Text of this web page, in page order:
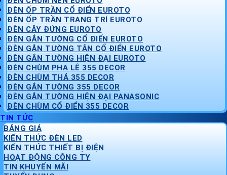
ĐÈN ỐP TRẦN CỔ ĐIỂN EUROTO
ĐÈN ỐP TRẦN TRANG TRÍ EUROTO
ĐÈN CÂY ĐỨNG EUROTO
ĐÈN GẮN TƯỜNG CỔ ĐIỂN EUROTO
ĐÈN GẮN TƯỜNG TÂN CỔ ĐIỂN EUROTO
ĐÈN GẮN TƯỜNG HIỆN ĐẠI EUROTO
ĐÈN CHÙM PHA LÊ 355 DECOR
ĐÈN CHÙM THẢ 355 DECOR
ĐÈN GẮN TƯỜNG 355 DECOR
ĐÈN GẮN TƯỜNG HIỆN ĐẠI PANASONIC
ĐÈN CHÙM CỔ ĐIỂN 355 DECOR
TIN TỨC
BẢNG GIÁ
KIẾN THỨC ĐÈN LED
KIẾN THỨC THIẾT BỊ ĐIỆN
HOẠT ĐỘNG CÔNG TY
TIN KHUYẾN MÃI